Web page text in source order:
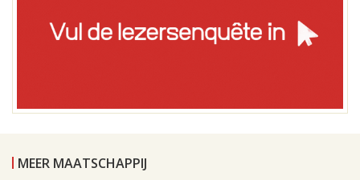
MEER MAATSCHAPPIJ